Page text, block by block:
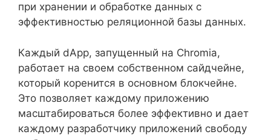
при хранении и обработке данных с
эффективностью реляционной базы данных.
Каждый dApp, запущенный на Chromia,
работает на своем собственном сайдчейне,
который коренится в основном блокчейне.
Это позволяет каждому приложению
масштабироваться более эффективно и дает
каждому разработчику приложений свободу